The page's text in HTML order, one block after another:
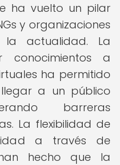
ha vuelto un pilar
y organizaciones
actualidad. La
conocimientos a
ha permitido
a un público
barreras
La flexibilidad de
a través de
hecho que la